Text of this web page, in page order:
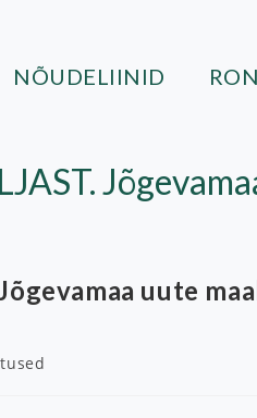
NÕUDELIINID
Jõgevamaa uute